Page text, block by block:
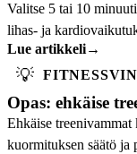
Valitse 5 tai 10
lihas- ja
Lue artikkeli→
💡
Opas: ehkäise
Ehkäise
kuormituksen säätö ja